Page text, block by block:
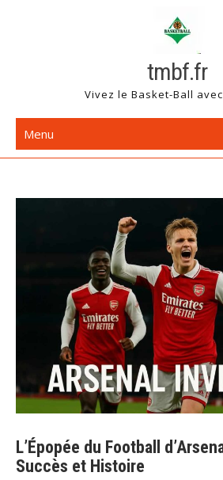
tmbf.fr
Vivez le Basket-Ball
Menu
L’Épopée du Football
Succès et Histoire